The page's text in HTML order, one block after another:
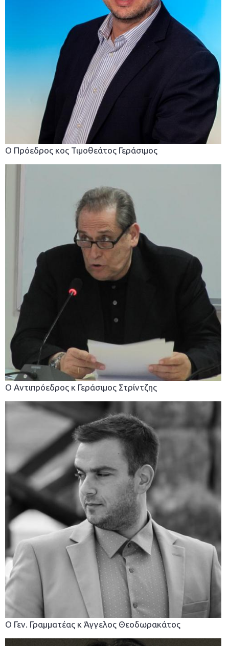
O Πρόεδρος κος Τιμοθεάτος Γεράσιμος
Ο Αντιπρόεδρος κ Γεράσιμος Στρίντζης
Ο Γεν. Γραμματέας κ Άγγελος Θεοδωρακάτος